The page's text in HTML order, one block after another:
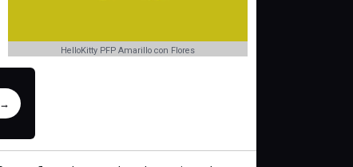
HelloKitty PFP Amarillo con Flores
→